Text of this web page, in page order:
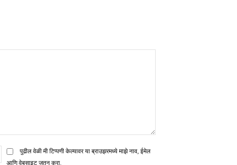
मेल*
पुढील वेळी मी टिप्पणी केल्यावर या ब्राउझरमध्ये माझे नाव, ईमेल
आणि वेबसाइट जतन करा.